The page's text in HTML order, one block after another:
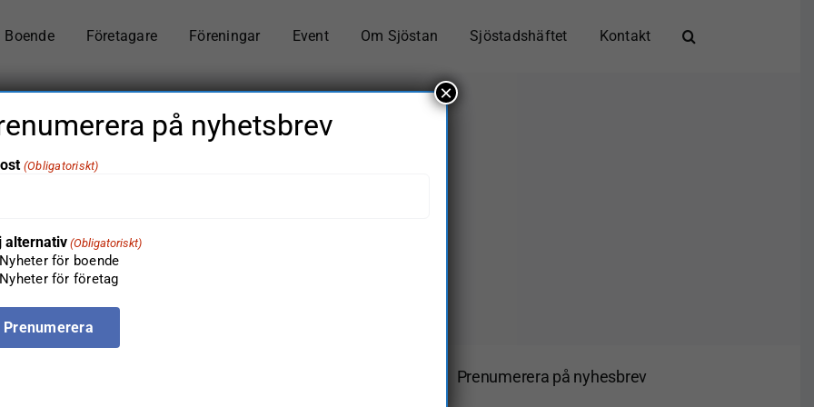
Boende Företagare Föreningar Event Om Sjöstan Sjöstadshäftet Kontakt
Hem Boende Förening
Prenumerera på nyhesbrev
på nyhetsbrev
(Obligatoriskt)
alternativ (Obligatoriskt)
Nyheter för boende
Nyheter för företag
×